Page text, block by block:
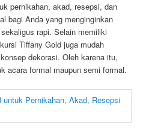
pernikahan, akad, resepsi, dan
bagi Anda yang menginginkan
rapi. Selain memiliki
Tiffany Gold juga mudah
dekorasi. Oleh karena itu,
acara formal maupun semi formal.